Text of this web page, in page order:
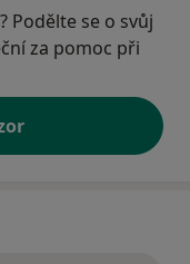
Podělte se o svůj
za pomoc při